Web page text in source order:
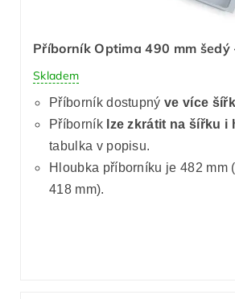
Příborník Optima 490 mm šedý
Skladem
Příborník dostupnýve více
Příborník lze zkrátit na šířku i
tabulka v popisu.
Hloubka příborníku je 482 mm
418 mm).